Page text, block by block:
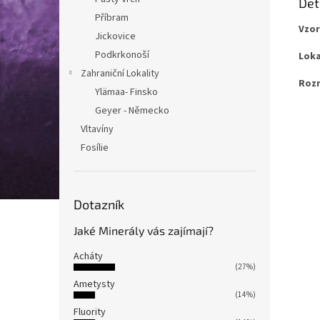
Příbram
Jickovice
Podkrkonoší
Zahraniční Lokality
Ylämaa- Finsko
Geyer - Německo
Vltavíny
Fosílie
Dotazník
Jaké Minerály vás zajímají?
Acháty
(27%)
Ametysty
(14%)
Fluority